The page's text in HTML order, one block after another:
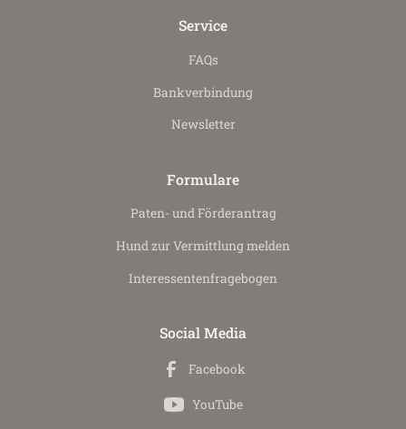
Service
FAQs
Bankverbindung
Newsletter
Formulare
Paten- und Förderantrag
Hund zur Vermittlung melden
Interessenten­fragebogen
Social Media
Facebook
YouTube